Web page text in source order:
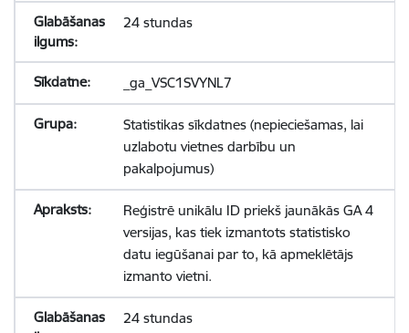
24 stundas
_ga_VSC1SVYNL7
Statistikas sīkdatnes (nepieciešamas, lai
uzlabotu vietnes darbību un
pakalpojumus)
Reģistrē unikālu ID priekš jaunākās GA 4
versijas, kas tiek izmantots statistisko
datu iegūšanai par to, kā apmeklētājs
izmanto vietni.
24 stundas